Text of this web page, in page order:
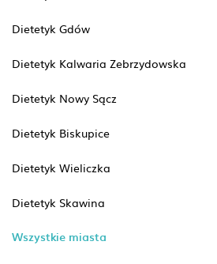
Dietetyk Gdów
Dietetyk Kalwaria Zebrzydowska
Dietetyk Nowy Sącz
Dietetyk Biskupice
Dietetyk Wieliczka
Dietetyk Skawina
Wszystkie miasta